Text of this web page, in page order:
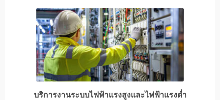
บริการงานระบบไฟฟ้าแรงสูงและไฟฟ้าแรงต่ำ